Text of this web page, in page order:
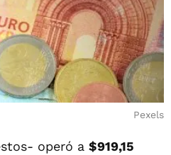
Pexels
operó a $919,15